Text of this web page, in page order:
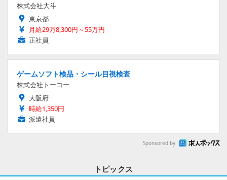
株式会社大斗
東京都
月給29万8,300円～55万円
正社員
ゲームソフト検品・シール目視検査
株式会社トーコー
大阪府
時給1,350円
派遣社員
Sponsored by
トピックス